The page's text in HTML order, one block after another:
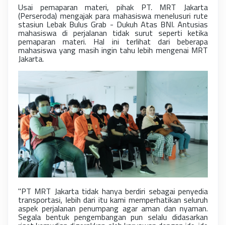
Usai pemaparan materi, pihak PT. MRT Jakarta
(Perseroda) mengajak para mahasiswa menelusuri rute
stasiun Lebak Bulus Grab - Dukuh Atas BNI. Antusias
mahasiswa di perjalanan tidak surut seperti ketika
pemaparan materi. Hal ini terlihat dari beberapa
mahasiswa yang masih ingin tahu lebih mengenai MRT
Jakarta.
"PT MRT Jakarta tidak hanya berdiri sebagai penyedia
transportasi, lebih dari itu kami memperhatikan seluruh
aspek perjalanan penumpang agar aman dan nyaman.
Segala bentuk pengembangan pun selalu didasarkan